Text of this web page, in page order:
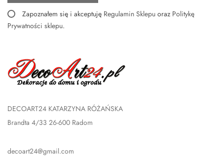
Zapoznałem się i akceptuję Regulamin Sklepu oraz Politykę
Prywatności sklepu.
DECOART24 KATARZYNA RÓŻAŃSKA
Brandta 4/33 26-600 Radom
decoart24@gmail.com